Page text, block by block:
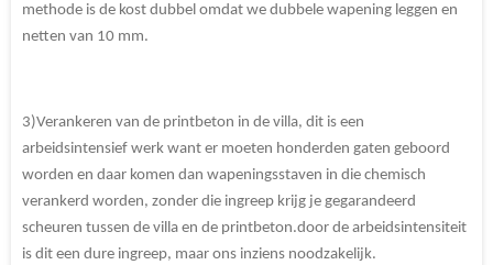
methode is de kost dubbel omdat we dubbele wapening leggen en
netten van 10 mm.
3)Verankeren van de printbeton in de villa, dit is een
arbeidsintensief werk want er moeten honderden gaten geboord
worden en daar komen dan wapeningsstaven in die chemisch
verankerd worden, zonder die ingreep krijg je gegarandeerd
scheuren tussen de villa en de printbeton.door de arbeidsintensiteit
is dit een dure ingreep, maar ons inziens noodzakelijk.